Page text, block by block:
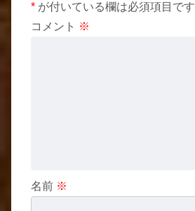
* が付いている欄は必須項目です
コメント ※
名前 ※